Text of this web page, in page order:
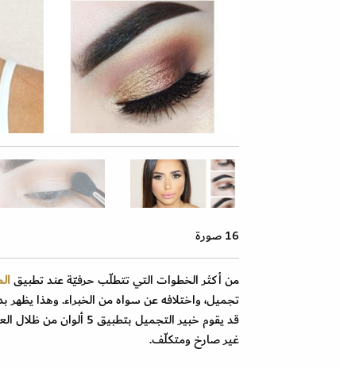
16 صورة
من أكثر الخطوات التي تتطلّب حرفيّة عند تطبيق
تجميل، واختلافه عن سواه من الخبراء. وهذا يظهر
قد يقوم خبير التجميل
غير صارخ ومتكلّف.